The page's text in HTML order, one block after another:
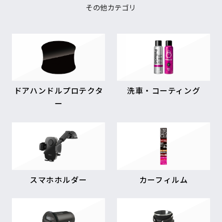
その他カテゴリ
ドアハンドルプロテクタ
ー
洗車・コーティング
スマホホルダー カーフィルム